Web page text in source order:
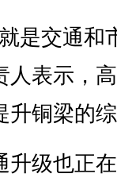
交通和
人表示，
升铜梁的
级也正在